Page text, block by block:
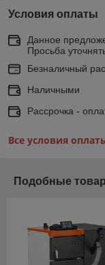
Условия оплаты
Данное
Просьба
Безналичный
Наличными
Рассрочка -
Все условия
Подобные